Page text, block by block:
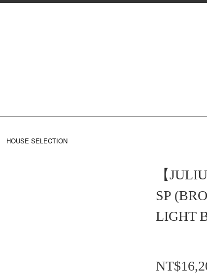
HOUSE SELECTION
【
SP
LIGHT